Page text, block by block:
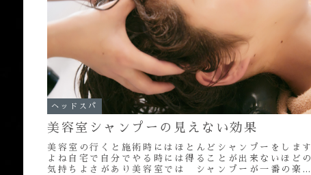
ヘッドスパ
美容室シャンプーの見えない効果
美容室の行くと施術時にはほとんどシャンプーをします
よね自宅で自分でやる時には得ることが出来ないほどの
気持ちよさがあり美容室では シャンプーが一番の楽し